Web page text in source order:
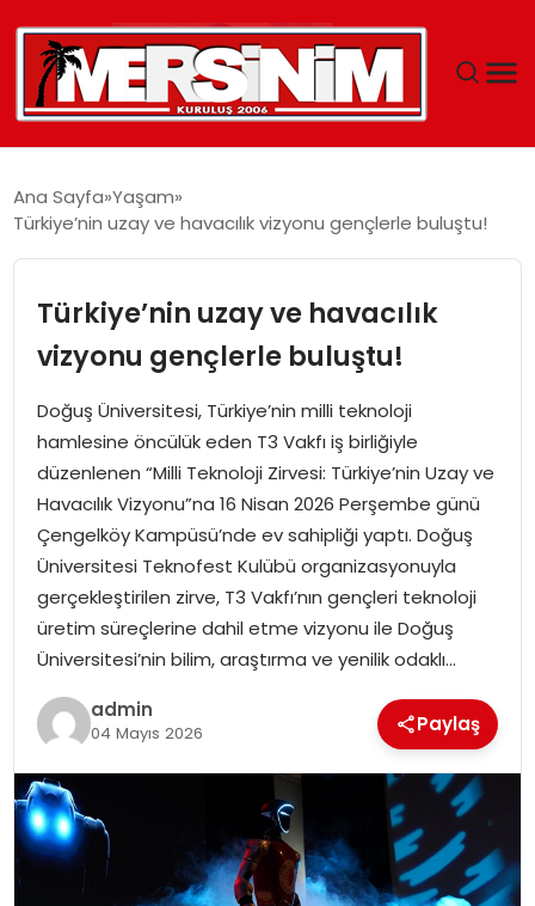
YAŞAM
GÜNCEL
SAĞLIK
EĞITIM
SPOR
EKONOMI
MAGAZIN
DÜNYA
OTOMOBIL
Ana Sayfa Yaşam
Türkiye’nin uzay ve havacılık vizyonu gençlerle buluştu!
Türkiye’nin uzay ve havacılık
vizyonu gençlerle buluştu!
Doğuş Üniversitesi, Türkiye’nin milli teknoloji
hamlesine öncülük eden T3 Vakfı iş birliğiyle
düzenlenen “Milli Teknoloji Zirvesi: Türkiye’nin Uzay ve
Havacılık Vizyonu”na 16 Nisan 2026 Perşembe günü
Çengelköy Kampüsü’nde ev sahipliği yaptı. Doğuş
Üniversitesi Teknofest Kulübü organizasyonuyla
gerçekleştirilen zirve, T3 Vakfı’nın gençleri teknoloji
üretim süreçlerine dahil etme vizyonu ile Doğuş
Üniversitesi’nin bilim, araştırma ve yenilik odaklı…
admin
04 Mayıs 2026 Paylaş